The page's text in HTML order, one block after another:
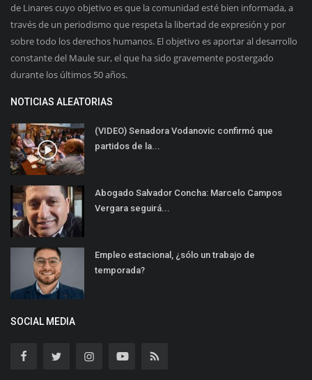
de Linares cuyo objetivo es que la comunidad esté bien informada, a
través de un periodismo que respeta la libertad de expresión y por
sobre todo los derechos humanos. El objetivo es aportar al desarrollo
constante del Maule sur, el que ha sido gravemente postergado
durante los últimos 50 años.
NOTICIAS ALEATORIAS
(VIDEO) Senadora Vodanovic confirmó que
partidos de la...
Abogado Salvador Concha: Marcelo Campos
Vergara seguirá...
Empleo estacional, ¿sólo un trabajo de
temporada?
SOCIAL MEDIA